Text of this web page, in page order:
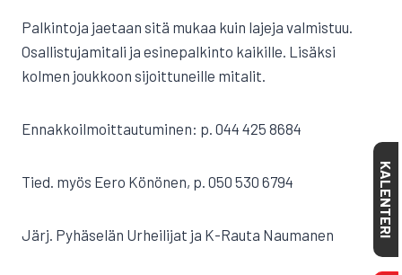
Palkintoja jaetaan sitä mukaa kuin lajeja valmistuu.
Osallistujamitali ja esinepalkinto kaikille. Lisäksi
kolmen joukkoon sijoittuneille mitalit.
Ennakkoilmoittautuminen: p. 044 425 8684
Tied. myös Eero Könönen, p. 050 530 6794
Järj. Pyhäselän Urheilijat ja K-Rauta Naumanen KALENTERI